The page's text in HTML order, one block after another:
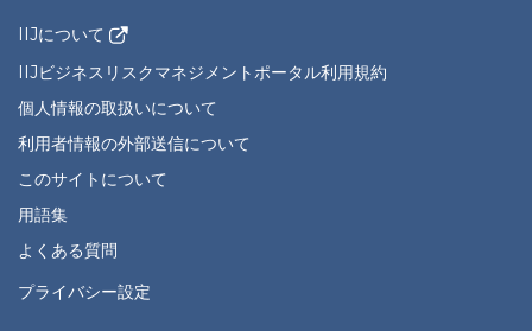
IIJについて
IIJビジネスリスクマネジメントポータル利用規約
個人情報の取扱いについて
利用者情報の外部送信について
このサイトについて
用語集
よくある質問
プライバシー設定